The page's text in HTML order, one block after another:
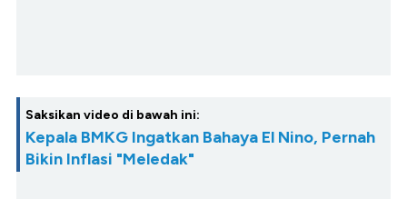
Saksikan video di bawah ini:
Kepala BMKG Ingatkan Bahaya El Nino, Pernah
Bikin Inflasi "Meledak"